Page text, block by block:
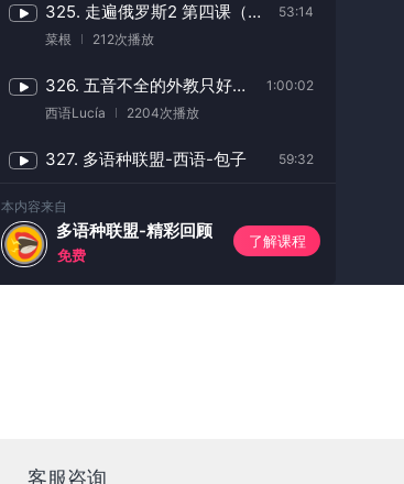
53:14
325. 走遍俄罗斯2 第四课（第一节）
菜根 212次播放
1:00:02
326. 五音不全的外教只好带你领读Despacito
西语Lucía 2204次播放
59:32
327. 多语种联盟-西语-包子
1:01:21
328. 多语种联盟-法语-小H
céline
本内容来自
了解课程
多语种联盟-精彩回顾
免费
客服咨询